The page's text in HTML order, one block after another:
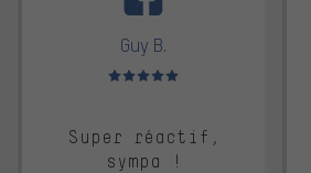
Guy B.
Note moyenne : 5 sur 5
Super réactif,
sympa !